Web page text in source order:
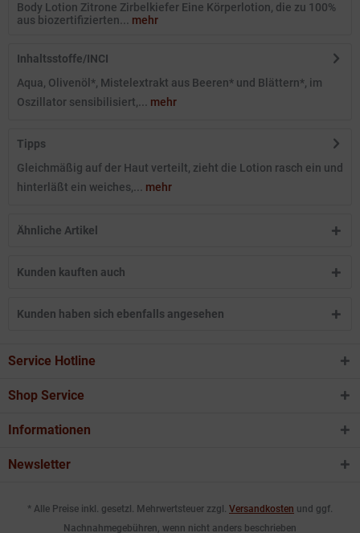
Body Lotion Zitrone Zirbelkiefer Eine Körperlotion, die zu 100%
aus biozertifizierten... mehr
Inhaltsstoffe/INCI
Aqua, Olivenöl*, Mistelextrakt aus Beeren* und Blättern*, im
Oszillator sensibilisiert,... mehr
Tipps
Gleichmäßig auf der Haut verteilt, zieht die Lotion rasch ein und
hinterläßt ein weiches,... mehr
Ähnliche Artikel
Kunden kauften auch
Kunden haben sich ebenfalls angesehen
Service Hotline
Shop Service
Informationen
Newsletter
* Alle Preise inkl. gesetzl. Mehrwertsteuer zzgl. Versandkosten und ggf.
Nachnahmegebühren, wenn nicht anders beschrieben